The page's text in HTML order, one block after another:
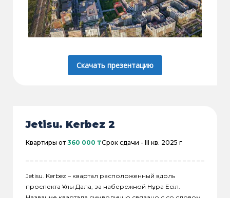
Скачать презентацию
Jetisu. Kerbez 2
Квартиры от360 000 ₸Срок сдачи - III кв. 2025 г
Jetisu. Kerbez – квартал расположенный вдоль
проспекта Ұлы Дала, за набережной Нұра Есіл.